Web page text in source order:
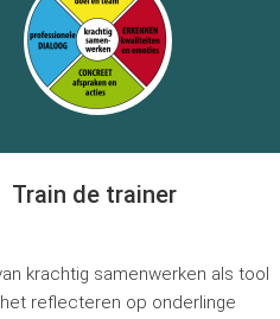
Train de trainer
krachtig samenwerken als tool
reflecteren op onderlinge